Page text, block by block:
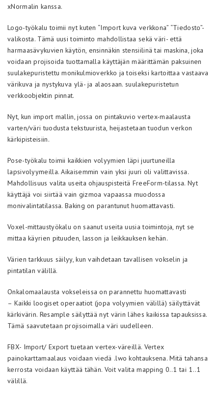
xNormalin kanssa.
Logo-työkalu toimii nyt kuten “Import kuva verkkona” “Tiedosto”-
valikosta. Tämä uusi toiminto mahdollistaa sekä väri- että
harmaasävykuvien käytön, ensinnäkin stensiilinä tai maskina, joka
voidaan projisoida tuottamalla käyttäjän määrittämän paksuinen
suulakepuristettu monikulmioverkko ja toiseksi kartoittaa vastaava
värikuva ja nystykuva ylä- ja alaosaan. suulakepuristetun
verkkoobjektin pinnat.
Nyt, kun import mallin, jossa on pintakuvio vertex-maalausta
varten/väri tuodusta tekstuurista, heijastetaan tuodun verkon
kärkipisteisiin.
Pose-työkalu toimii kaikkien volyymien läpi juurtuneilla
lapsivolyymeilla. Aikaisemmin vain yksi juuri oli valittavissa.
Mahdollisuus valita useita ohjauspisteitä FreeForm-tilassa. Nyt
käyttäjä voi siirtää vain gizmoa vapaassa muodossa
monivalintatilassa. Baking on parantunut huomattavasti.
Voxel-mittaustyökalu on saanut useita uusia toimintoja, nyt se
mittaa käyrien pituuden, lasson ja leikkauksen kehän.
Värien tarkkuus säilyy, kun vaihdetaan tavallisen vokselin ja
pintatilan välillä.
Onkalomaalausta vokseleissa on parannettu huomattavasti
– Kaikki loogiset operaatiot (jopa volyymien välillä) säilyttävät
kärkivärin. Resample säilyttää nyt värin lähes kaikissa tapauksissa.
Tämä saavutetaan projisoimalla väri uudelleen.
FBX- Import/ Export tuetaan vertex-väreillä. Vertex
painokarttamaalaus voidaan viedä .lwo kohtauksena. Mitä tahansa
kerrosta voidaan käyttää tähän. Voit valita mapping 0..1 tai 1..1
välillä.